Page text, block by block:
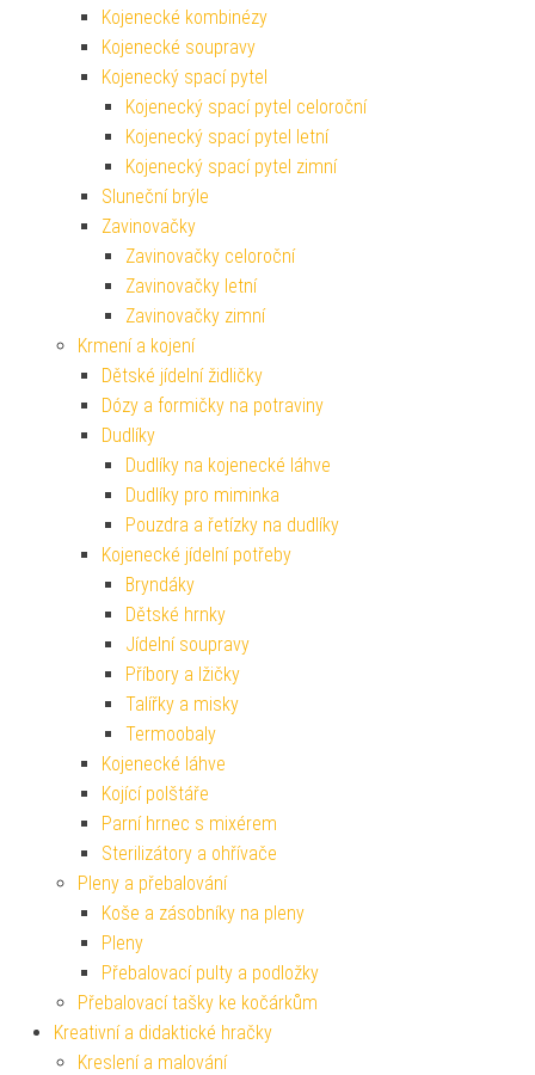
Kojenecké kombinézy
Kojenecké soupravy
Kojenecký spací pytel
Kojenecký spací pytel celoroční
Kojenecký spací pytel letní
Kojenecký spací pytel zimní
Sluneční brýle
Zavinovačky
Zavinovačky celoroční
Zavinovačky letní
Zavinovačky zimní
Krmení a kojení
Dětské jídelní židličky
Dózy a formičky na potraviny
Dudlíky
Dudlíky na kojenecké láhve
Dudlíky pro miminka
Pouzdra a řetízky na dudlíky
Kojenecké jídelní potřeby
Bryndáky
Dětské hrnky
Jídelní soupravy
Příbory a lžičky
Talířky a misky
Termoobaly
Kojenecké láhve
Kojící polštáře
Parní hrnec s mixérem
Sterilizátory a ohřívače
Pleny a přebalování
Koše a zásobníky na pleny
Pleny
Přebalovací pulty a podložky
Přebalovací tašky ke kočárkům
Kreativní a didaktické hračky
Kreslení a malování